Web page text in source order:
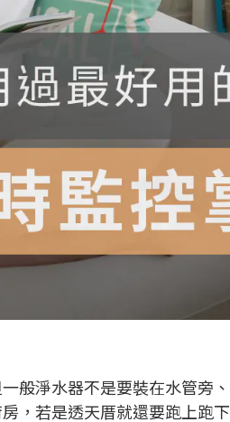
般淨水器不是要裝在水管旁
，若是透天厝就還要跑上跑